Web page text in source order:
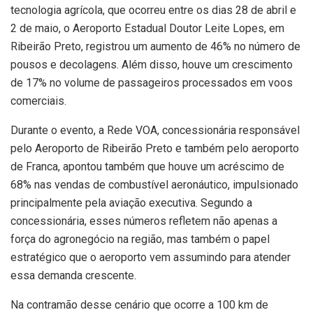
tecnologia agrícola, que ocorreu entre os dias 28 de abril e
2 de maio, o Aeroporto Estadual Doutor Leite Lopes, em
Ribeirão Preto, registrou um aumento de 46% no número de
pousos e decolagens. Além disso, houve um crescimento
de 17% no volume de passageiros processados em voos
comerciais.
Durante o evento, a Rede VOA, concessionária responsável
pelo Aeroporto de Ribeirão Preto e também pelo aeroporto
de Franca, apontou também que houve um acréscimo de
68% nas vendas de combustível aeronáutico, impulsionado
principalmente pela aviação executiva. Segundo a
concessionária, esses números refletem não apenas a
força do agronegócio na região, mas também o papel
estratégico que o aeroporto vem assumindo para atender
essa demanda crescente.
Na contramão desse cenário que ocorre a 100 km de